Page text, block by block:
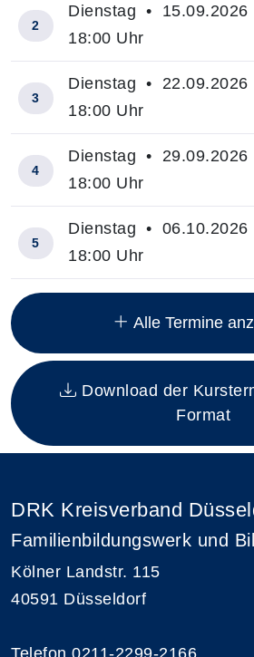
Insgesamt gibt es 10 Termine
2
Dienstag •
18:00 Uhr
3
Dienstag •
18:00 Uhr
4
Dienstag •
18:00 Uhr
5
Dienstag •
18:00 Uhr
Alle Termine
Download der
Format
DRK Kreisverband
Familienbildungswerk und
Kölner Landstr. 115
40591 Düsseldorf
Telefon 0211-2299-2166